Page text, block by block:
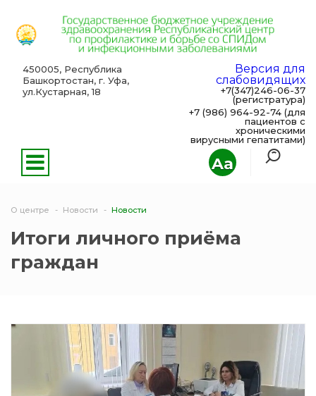
Aa
450005, Республика
Башкортостан, г. Уфа,
ул.Кустарная, 18
Версия для
слабовидящих
+7(347)246-06-37
(регистратура)
+7 (986) 964-92-74 (для
пациентов с
хроническими
вирусными гепатитами)
О центре Новости Новости
Итоги личного приёма
граждан